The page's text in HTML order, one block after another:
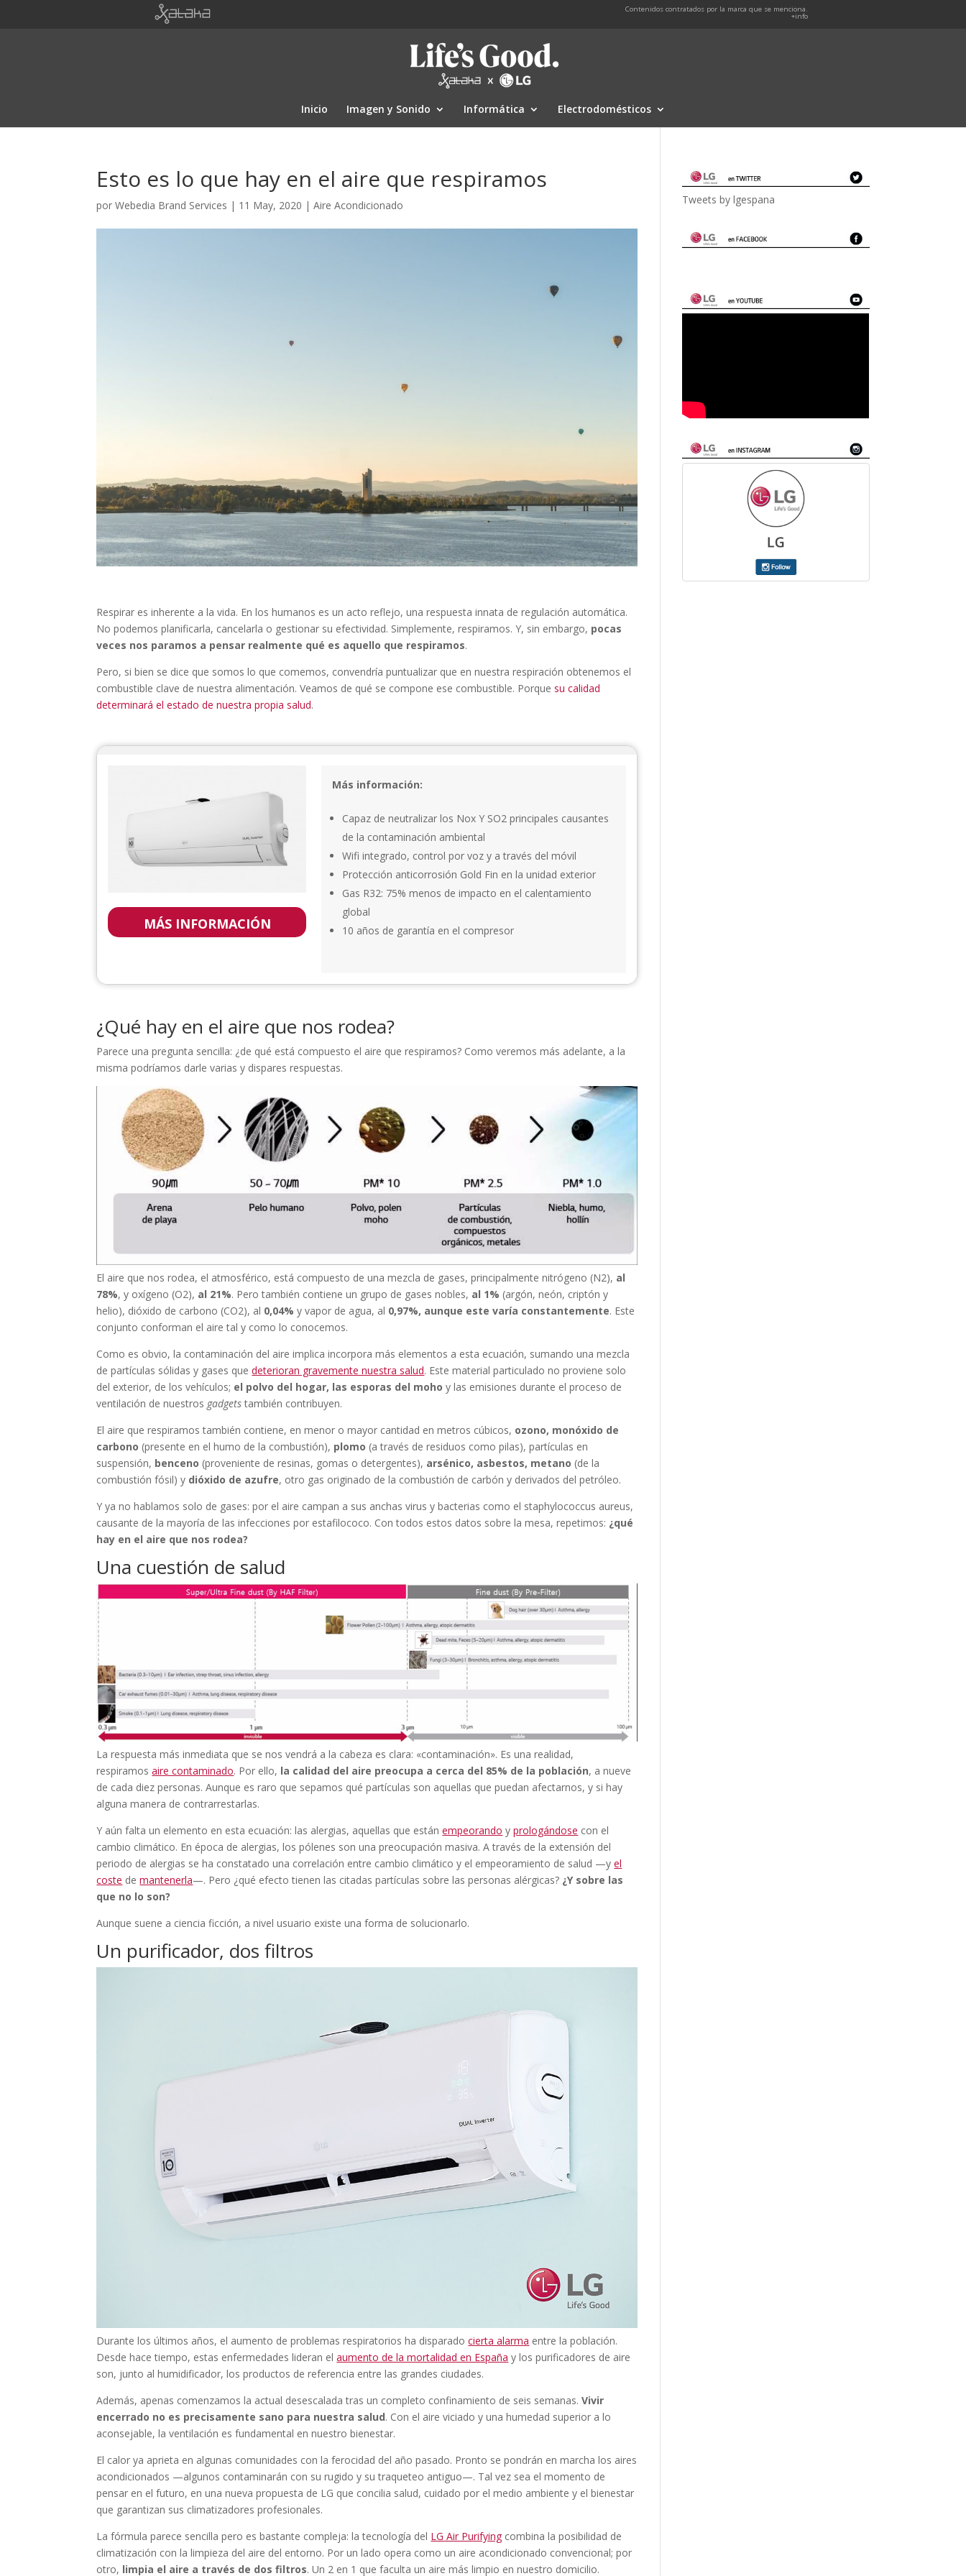
Contenidos contratados por la marca que se menciona.
+info
Inicio Imagen y Sonido Informática Electrodomésticos
Esto es lo que hay en el aire que respiramos
porWebedia Brand Services | 11 May, 2020 |Aire Acondicionado
Respirar es inherente a la vida. En los humanos es un acto reflejo, una respuesta innata de regulación automática.
No podemos planificarla, cancelarla o gestionar su efectividad. Simplemente, respiramos. Y, sin embargo, pocas
veces nos paramos a pensar realmente qué es aquello que respiramos.
Pero, si bien se dice que somos lo que comemos, convendría puntualizar que en nuestra respiración obtenemos el
combustible clave de nuestra alimentación. Veamos de qué se compone ese combustible. Porquesu calidad
determinará el estado de nuestra propia salud.
LG AIR PURIFYING 2 EN 1
MÁS INFORMACIÓN
Más información:
Capaz de neutralizar los Nox Y SO2 principales causantes
de la contaminación ambiental
Wifi integrado, control por voz y a través del móvil
Protección anticorrosión Gold Fin en la unidad exterior
Gas R32: 75% menos de impacto en el calentamiento
global
10 años de garantía en el compresor
¿Qué hay en el aire que nos rodea?
Parece una pregunta sencilla: ¿de qué está compuesto el aire que respiramos? Como veremos más adelante, a la
misma podríamos darle varias y dispares respuestas.
El aire que nos rodea, el atmosférico, está compuesto de una mezcla de gases, principalmente nitrógeno (N2), al
78%, y oxígeno (O2), al 21%. Pero también contiene un grupo de gases nobles, al 1% (argón, neón, criptón y
helio), dióxido de carbono (CO2), al 0,04% y vapor de agua, al 0,97%, aunque este varía constantemente. Este
conjunto conforman el aire tal y como lo conocemos.
Como es obvio, la contaminación del aire implica incorpora más elementos a esta ecuación, sumando una mezcla
de partículas sólidas y gases quedeterioran gravemente nuestra salud. Este material particulado no proviene solo
del exterior, de los vehículos; el polvo del hogar, las esporas del moho y las emisiones durante el proceso de
ventilación de nuestros gadgetstambién contribuyen.
El aire que respiramos también contiene, en menor o mayor cantidad en metros cúbicos, ozono, monóxido de
carbono (presente en el humo de la combustión), plomo (a través de residuos como pilas), partículas en
suspensión, benceno (proveniente de resinas, gomas o detergentes), arsénico, asbestos, metano (de la
combustión fósil) y dióxido de azufre, otro gas originado de la combustión de carbón y derivados del petróleo.
Y ya no hablamos solo de gases: por el aire campan a sus anchas virus y bacterias como el staphylococcus aureus,
causante de la mayoría de las infecciones por estafilococo. Con todos estos datos sobre la mesa, repetimos: ¿qué
hay en el aire que nos rodea?
Una cuestión de salud
La respuesta más inmediata que se nos vendrá a la cabeza es clara: «contaminación». Es una realidad,
respiramosaire contaminado. Por ello, la calidad del aire preocupa a cerca del 85% de la población, a nueve
de cada diez personas. Aunque es raro que sepamos qué partículas son aquellas que puedan afectarnos, y si hay
alguna manera de contrarrestarlas.
Y aún falta un elemento en esta ecuación: las alergias, aquellas que estánempeorando yprologándose con el
cambio climático. En época de alergias, los pólenes son una preocupación masiva. A través de la extensión del
periodo de alergias se ha constatado una correlación entre cambio climático y el empeoramiento de salud —yel
coste demantenerla—. Pero ¿qué efecto tienen las citadas partículas sobre las personas alérgicas? ¿Y sobre las
que no lo son?
Aunque suene a ciencia ficción, a nivel usuario existe una forma de solucionarlo.
Un purificador, dos filtros
Durante los últimos años, el aumento de problemas respiratorios ha disparadocierta alarma entre la población.
Desde hace tiempo, estas enfermedades lideran elaumento de la mortalidad en España y los purificadores de aire
son, junto al humidificador, los productos de referencia entre las grandes ciudades.
Además, apenas comenzamos la actual desescalada tras un completo confinamiento de seis semanas.Vivir
encerrado no es precisamente sano para nuestra salud. Con el aire viciado y una humedad superior a lo
aconsejable, la ventilación es fundamental en nuestro bienestar.
El calor ya aprieta en algunas comunidades con la ferocidad del año pasado. Pronto se pondrán en marcha los aires
acondicionados —algunos contaminarán con su rugido y su traqueteo antiguo—. Tal vez sea el momento de
pensar en el futuro, en una nueva propuesta de LG que concilia salud, cuidado por el medio ambiente y el bienestar
que garantizan sus climatizadores profesionales.
La fórmula parece sencilla pero es bastante compleja: la tecnología del LG Air Purifying combina la posibilidad de
climatización con la limpieza del aire del entorno. Por un lado opera como un aire acondicionado convencional; por
otro, limpia el aire a través de dos filtros. Un 2 en 1 que faculta un aire más limpio en nuestro domicilio.
Tweets by lgespana